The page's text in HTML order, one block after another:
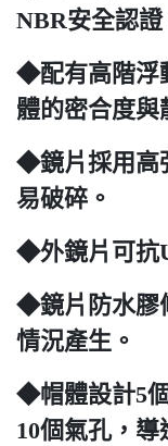
NBR安全認證
◆配有高階浮
體的密合度與
◆鏡片採用高
易破碎。
◆外鏡片可抗
◆鏡片防水膠
情況產生。
◆帽體設計5
10個氣孔，